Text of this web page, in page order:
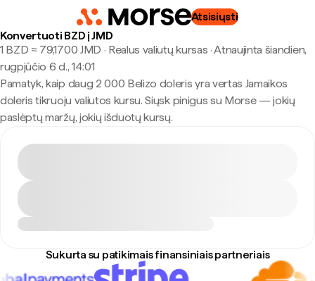
Atsisiųsti
Konvertuoti BZD į JMD
1 BZD ≈ 79,1700 JMD · Realus valiutų kursas ·Atnaujinta šiandien,
rugpjūčio 6 d., 14:01
Pamatyk, kaip daug 2 000 Belizo doleris yra vertas Jamaikos
doleris tikruoju valiutos kursu. Siųsk pinigus su Morse — jokių
paslėptų maržų, jokių išduotų kursų.
Sukurta su patikimais finansiniais partneriais